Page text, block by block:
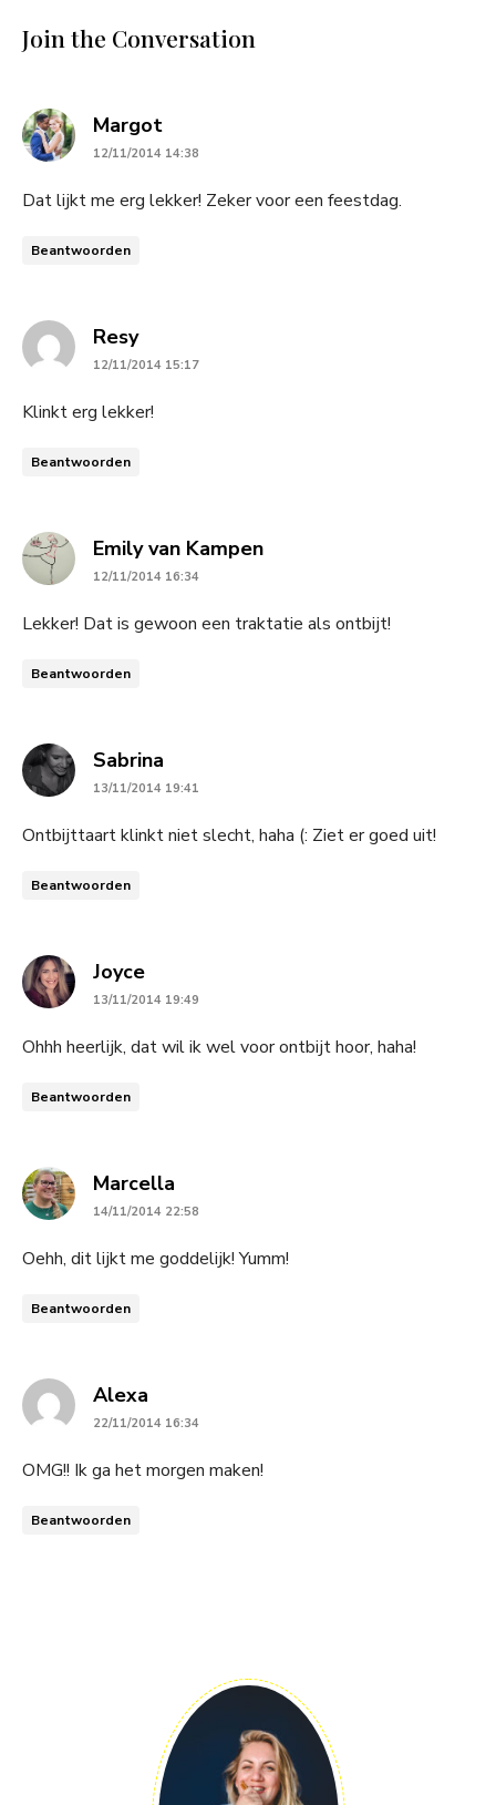
Join the Conversation
Margotsays:
12/11/2014 14:38
Dat lijkt me erg lekker! Zeker voor een feestdag.
Beantwoorden
Resysays:
12/11/2014 15:17
Klinkt erg lekker!
Beantwoorden
Emily van Kampensays:
12/11/2014 16:34
Lekker! Dat is gewoon een traktatie als ontbijt!
Beantwoorden
Sabrina
13/11/2014 19:41
Ontbijttaart klinkt niet slecht, haha (: Ziet er goed uit!
Beantwoorden
Joycesays:
13/11/2014 19:49
Ohhh heerlijk, dat wil ik wel voor ontbijt hoor, haha!
Beantwoorden
Marcella
14/11/2014 22:58
Oehh, dit lijkt me goddelijk! Yumm!
Beantwoorden
Alexa
22/11/2014 16:34
OMG!! Ik ga het morgen maken!
Beantwoorden